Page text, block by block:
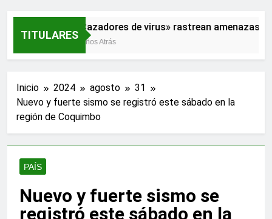
TITULARES
«Cazadores de virus» rastrean amenazas
2 Años Atrás
Inicio 2024 agosto
31
Nuevo y fuerte sismo se registró este sábado en la
región de Coquimbo
PAÍS
Nuevo y fuerte sismo se
registró este sábado en la